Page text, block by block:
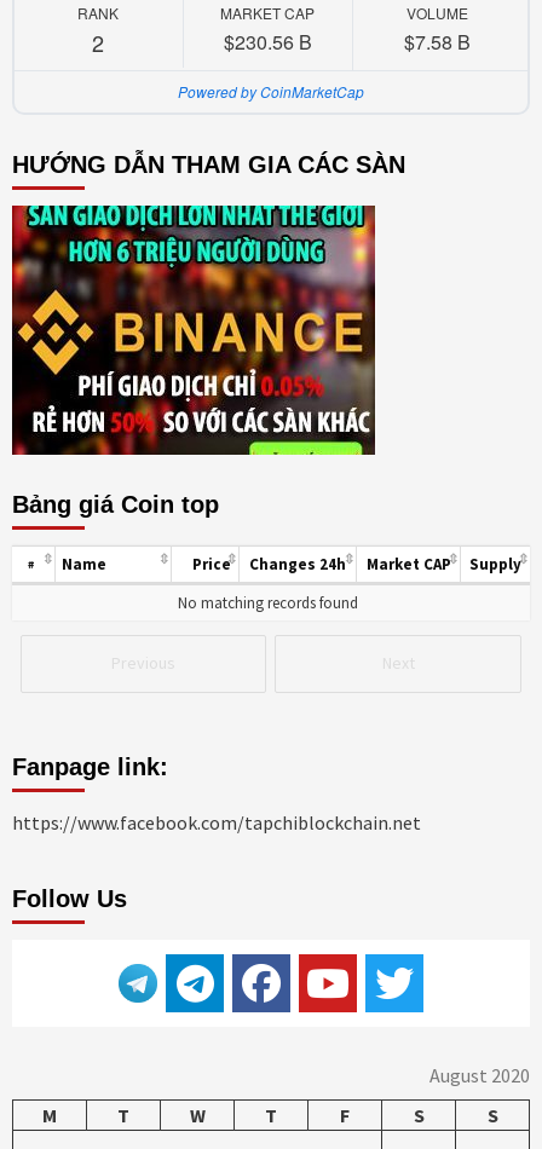
RANK
2
MARKET CAP
$230.56 B
VOLUME
$7.58 B
Powered by CoinMarketCap
HƯỚNG DẪN THAM GIA CÁC SÀN
Bảng giá Coin top
Previous Next
# Name Price Changes 24h Market CAP
Supply
No matching records found
Fanpage link:
https://www.facebook.com/tapchiblockchain.net
Follow Us
August 2020
M
T W T F S
S